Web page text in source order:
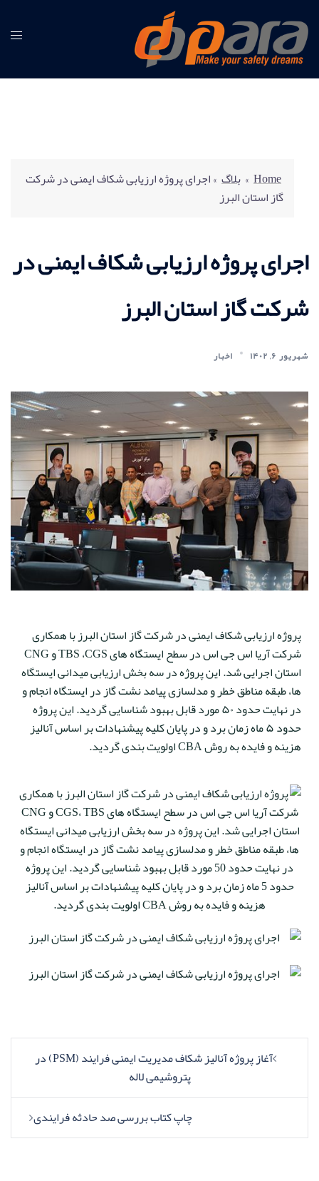
Home
» بلاگ »اجرای پروژه ارزیابی شکاف ایمنی در شرکت
گاز استان البرز
اجرای پروژه ارزیابی شکاف ایمنی در
شرکت گاز استان البرز
شهریور ۶, ۱۴۰۲ اخبار
پروژه ارزیابی شکاف ایمنی در شرکت گاز استان البرز با همکاری
شرکت آریا اس جی اس در سطح ایستگاه هایCGS،TBSوCNG
استان اجرایی شد. این پروژه در سه بخش ارزیابی میدانی ایستگاه
ها، طبقه مناطق خطر و مدلسازی پیامد نشت گاز در ایستگاه انجام و
در نهایت حدود ۵۰ مورد قابل بهبود شناسایی گردید. این پروژه
حدود ۵ ماه زمان برد و در پایان کلیه پیشنهادات بر اساس آنالیز
هزینه و فایده به روشCBAاولویت بندی گردید.
آغاز پروژه آنالیز شکاف مدیریت ایمنی فرایند (PSM) در
پتروشیمی لاله
چاپ کتاب بررسی صد حادثه فرایندی